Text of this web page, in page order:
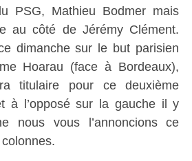
PSG, Mathieu Bodmer mais
au côté de Jérémy Clément.
dimanche sur le but parisien
Hoarau (face à Bordeaux),
titulaire pour ce deuxième
à l’opposé sur la gauche il y
nous vous l’annoncions ce